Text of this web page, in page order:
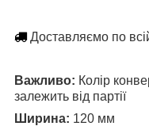
Доставляємо по
Важливо: Колір
залежить від партії
Ширина: 120 мм